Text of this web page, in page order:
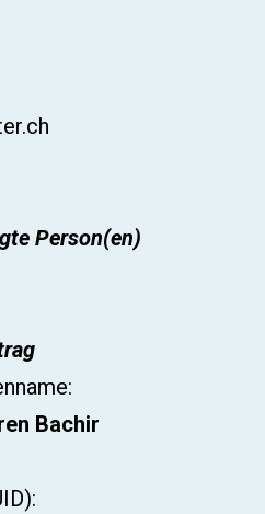
Person(en)
Bachir